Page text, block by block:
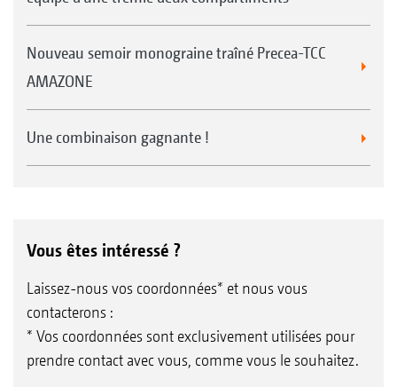
Nouveau semoir monograine traîné Precea-TCC
AMAZONE
Une combinaison gagnante !
Vous êtes intéressé ?
Laissez-nous vos coordonnées* et nous vous
contacterons :
* Vos coordonnées sont exclusivement utilisées pour
prendre contact avec vous, comme vous le souhaitez.